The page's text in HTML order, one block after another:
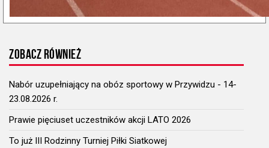
ZOBACZ RÓWNIEŻ
Nabór uzupełniający na obóz sportowy w Przywidzu - 14-
23.08.2026 r.
Prawie pięciuset uczestników akcji LATO 2026
To już III Rodzinny Turniej Piłki Siatkowej